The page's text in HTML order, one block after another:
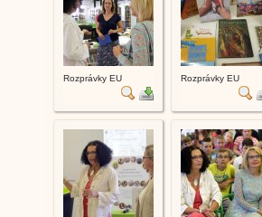
Rozprávky EU Rozprávky EU